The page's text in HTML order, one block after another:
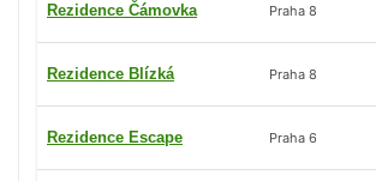
Rezidence Čámovka Praha 8
Rezidence Blízká Praha 8
Rezidence Escape Praha 6